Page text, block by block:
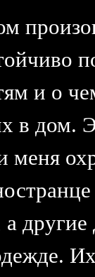
и о
в дом.
меня
другие